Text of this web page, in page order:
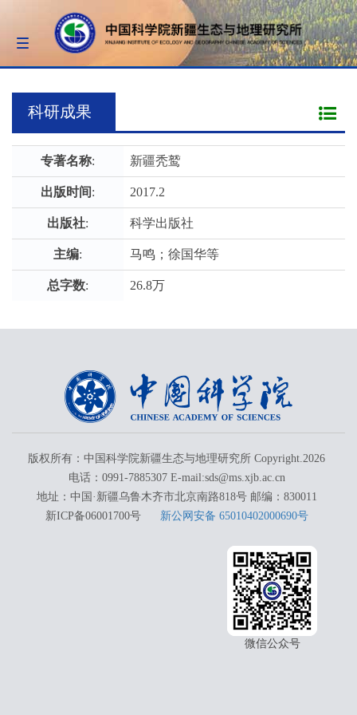
Toggle
navigation
科研成果
专著名称: 新疆秃鹫
出版时间: 2017.2
出版社: 科学出版社
主编: 马鸣；徐国华等
总字数: 26.8万
版权所有：中国科学院新疆生态与地理研究所 Copyright.2026
电话：0991-7885307 E-mail:sds@ms.xjb.ac.cn
地址：中国·新疆乌鲁木齐市北京南路818号 邮编：830011
新ICP备06001700号 新公网安备 65010402000690号
微信公众号